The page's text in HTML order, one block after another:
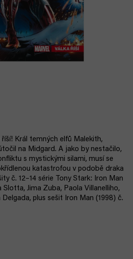
Král temných elfů Malekith,
na Midgard. A jako by nestačilo,
s mystickými silami, musí se
katastrofou v podobě draka
č. 12–14 série Tony Stark: Iron Man
Slotta, Jima Zuba, Paola Villanelliho,
plus sešit Iron Man (1998) č.